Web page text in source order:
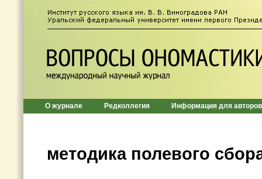
О журнале Редколлегия Информация для авторов
методика полевого